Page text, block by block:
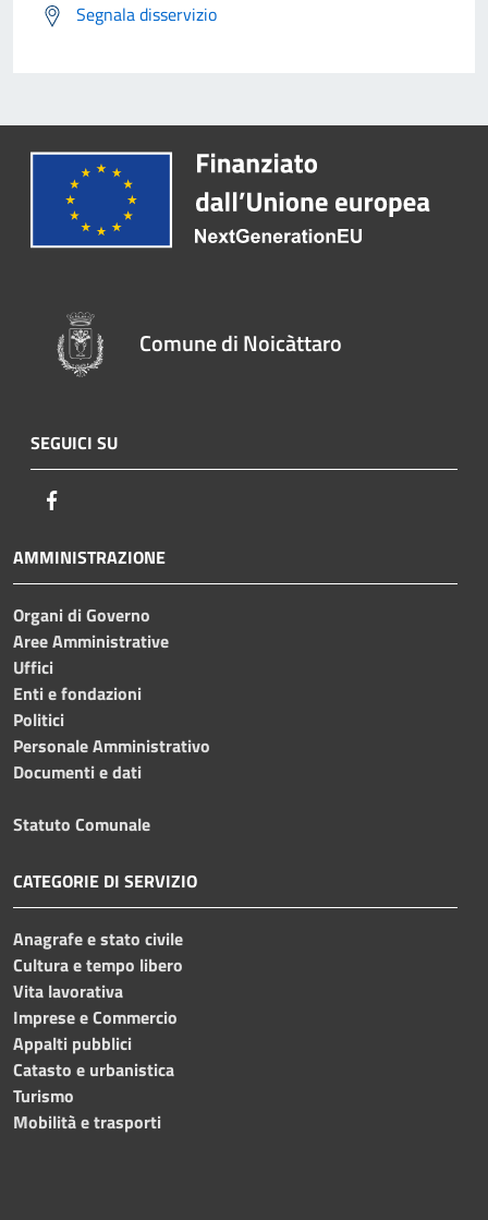
Segnala disservizio
Comune di Noicàttaro
SEGUICI SU
AMMINISTRAZIONE
Organi di Governo
Aree Amministrative
Uffici
Enti e fondazioni
Politici
Personale Amministrativo
Documenti e dati
Statuto Comunale
CATEGORIE DI SERVIZIO
Anagrafe e stato civile
Cultura e tempo libero
Vita lavorativa
Imprese e Commercio
Appalti pubblici
Catasto e urbanistica
Turismo
Mobilità e trasporti